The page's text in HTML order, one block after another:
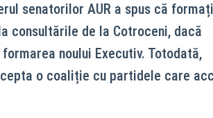
senatorilor AUR a spus că
consultările de la Cotroceni, dacă
noului Executiv. Totodată,
o coaliție cu partidele care